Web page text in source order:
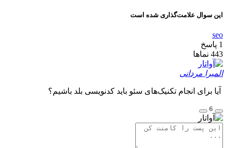
این سوال علامت‌گذاری شده است
seo
1 پاسخ
443 نماها
المیرا مردانی
آیا برای انجام تکنیک‌های سئو باید کدنویسی بلد باشیم؟
6